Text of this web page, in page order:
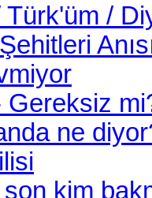
Türk'üm /
Gereksiz
ne
kim